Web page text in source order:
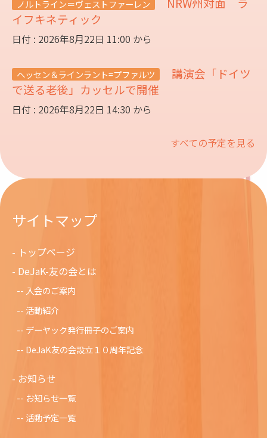
ノルトライン＝ヴェストファーレン
イフキネティック
日付 : 2026年8月22日 11:00 から
ヘッセン＆ラインラント=プファルツ
講演会「ドイツ
で送る老後」カッセルで開催
日付 : 2026年8月22日 14:30 から
すべての予定を見る
サイトマップ
トップページ
DeJaK-友の会とは
入会のご案内
活動紹介
デーヤック発行冊子のご案内
DeJaK友の会設立１０周年記念
お知らせ
お知らせ一覧
活動予定一覧